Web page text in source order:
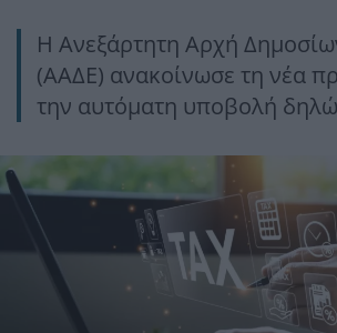
Η Ανεξάρτητη Αρχή
(ΑΑΔΕ) ανακοίνωσε τη νέα
την αυτόματη υποβολή